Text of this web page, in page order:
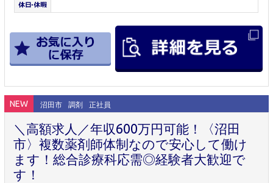
NEW 沼田市 調剤 正社員
＼高額求人／年収600万円可能！〈沼田
市〉複数薬剤師体制なので安心して働け
ます！総合診療科応需◎経験者大歓迎で
す！